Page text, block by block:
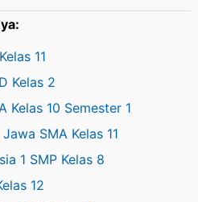
11
Kelas 2
Kelas 10 Semester 1
SMA Kelas 11
1 SMP Kelas 8
12